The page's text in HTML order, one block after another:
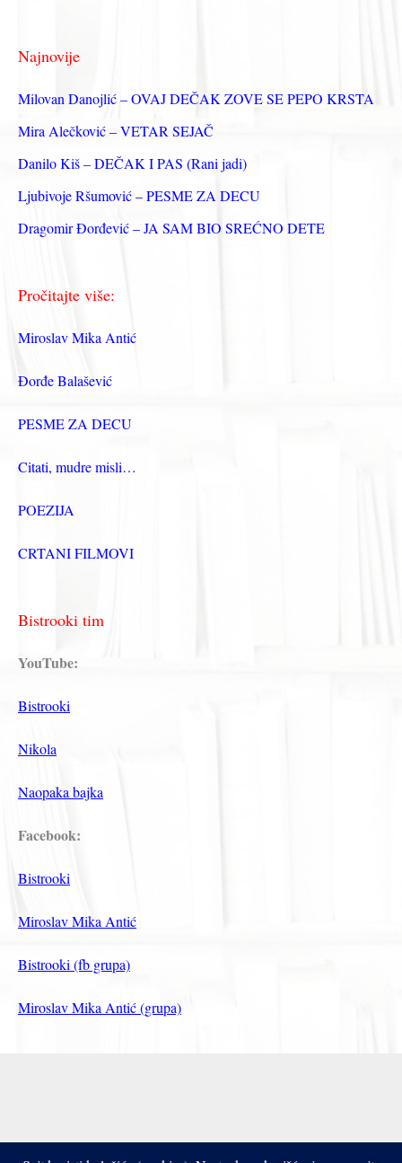
а
з
а
Najnovije
Milovan Danojlić – OVAJ DEČAK ZOVE SE PEPO KRSTA
Mira Alečković – VETAR SEJAČ
Danilo Kiš – DEČAK I PAS (Rani jadi)
Ljubivoje Ršumović – PESME ZA DECU
Dragomir Đorđević – JA SAM BIO SREĆNO DETE
Pročitajte više:
Miroslav Mika Antić
Đorđe Balašević
PESME ZA DECU
Citati, mudre misli…
POEZIJA
CRTANI FILMOVI
Bistrooki tim
YouTube:
Bistrooki
Nikola
Naopaka bajka
Facebook:
Bistrooki
Miroslav Mika Antić
Bistrooki (fb grupa)
Miroslav Mika Antić (grupa)